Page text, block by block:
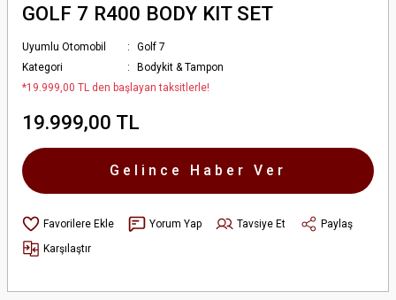
GOLF 7 R400 BODY KIT SET
Uyumlu Otomobil
Golf 7
Kategori
Bodykit & Tampon
*19.999,00 TL den başlayan taksitlerle!
19.999,00 TL
Gelince Haber Ver
Yorum Yap Tavsiye Et
Paylaş
Karşılaştır